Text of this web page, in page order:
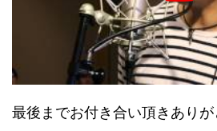
最後までお付き合い頂きありが